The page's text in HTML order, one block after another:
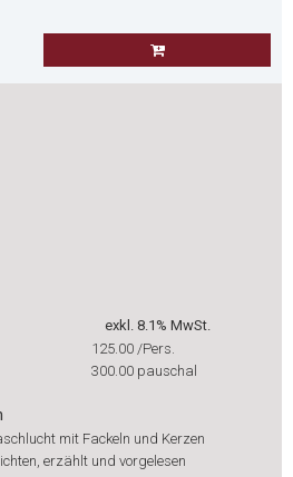
exkl. 8.1% MwSt.
125.00 /Pers.
300.00 pauschal
mit Fackeln und Kerzen
erzählt und vorgelesen